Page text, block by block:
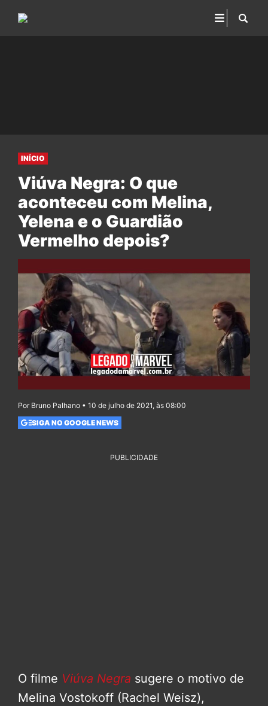
INÍCIO
Viúva Negra: O que
aconteceu com Melina,
Yelena e o Guardião
Vermelho depois?
Por Bruno Palhano • 10 de julho de 2021, às 08:00
SIGA NO GOOGLE NEWS
PUBLICIDADE
O filme Viúva Negra sugere o motivo de
Melina Vostokoff (Rachel Weisz),